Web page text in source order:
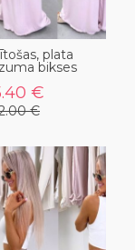
plata
bikses
€
€